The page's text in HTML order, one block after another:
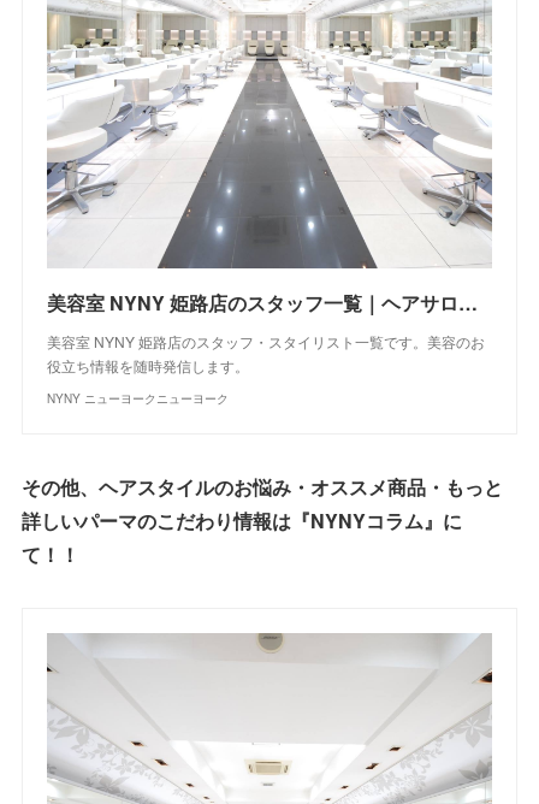
美容室 NYNY 姫路店のスタッフ一覧｜ヘアサロン・美容院｜ニューヨークニューヨーク
美容室 NYNY 姫路店のスタッフ・スタイリスト一覧です。美容のお
役立ち情報を随時発信します。
NYNY ニューヨークニューヨーク
その他、ヘアスタイルのお悩み・オススメ商品・もっと
詳しいパーマのこだわり情報は『NYNYコラム』に
て！！